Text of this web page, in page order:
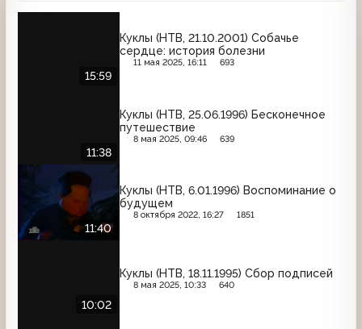
15:59
Куклы (НТВ, 21.10.2001) Собачье
сердце: история болезни
11 мая 2025, 16:11 693
11:38
Куклы (НТВ, 25.06.1996) Бесконечное
путешествие
8 мая 2025, 09:46 639
11:40
Куклы (НТВ, 6.01.1996) Воспоминание о
будущем
8 октября 2022, 16:27 1851
10:02
Куклы (НТВ, 18.11.1995) Сбор подписей
8 мая 2025, 10:33 640